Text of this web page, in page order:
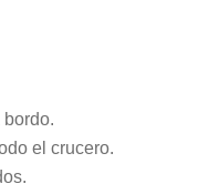
el crucero.